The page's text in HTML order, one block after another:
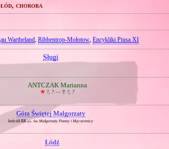
choroba
Wartheland, Ribbentrop‐Mołotow, Encykliki Piusa XI
Sługi
ANTCZAK Marianna
🞲 ?, ? —🕆 ?, ?
Góra Świętej Małgorzaty
kościół RK pw.św. Małgorzaty Panny i Męczennicy
Łódź